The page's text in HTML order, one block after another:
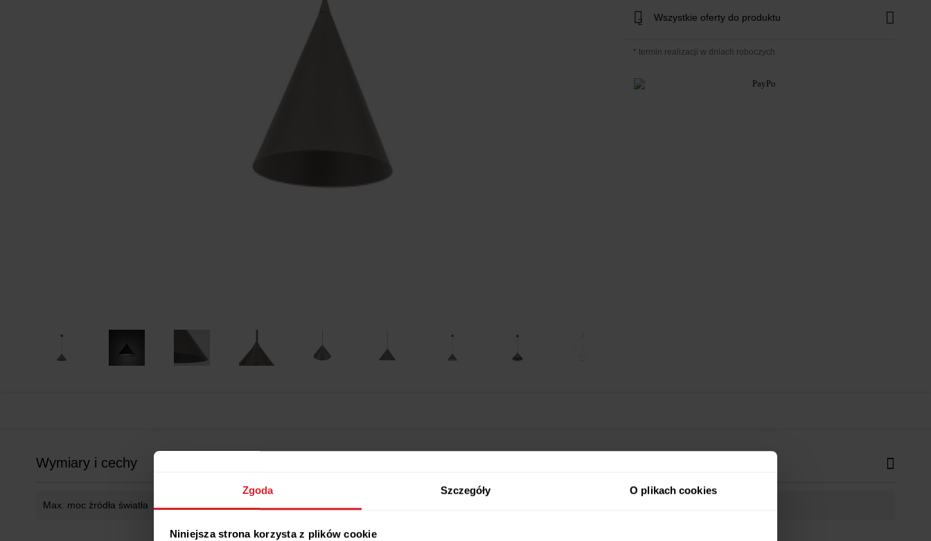
Zgoda Szczegóły O plikach cookies
Niniejsza strona korzysta z plików cookie
2 Wszystkie oferty do produktu
* termin realizacji w dniach roboczych
Wymiary i cechy
Max. moc źródła światła